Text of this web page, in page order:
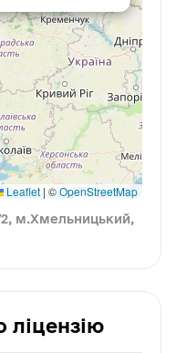
Leaflet | ©OpenStreetMap
2, м.Хмельницький,
ліцензію